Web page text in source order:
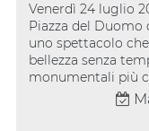
Venerdì 24 luglio
Piazza del Duomo
uno spettacolo
bellezza senza
monumentali più